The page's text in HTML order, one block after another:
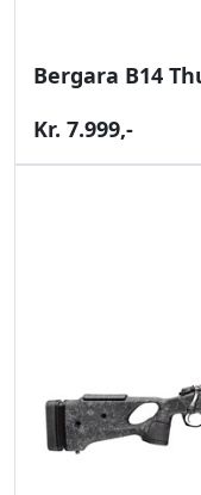
Bergara B14
Kr. 7.999,-